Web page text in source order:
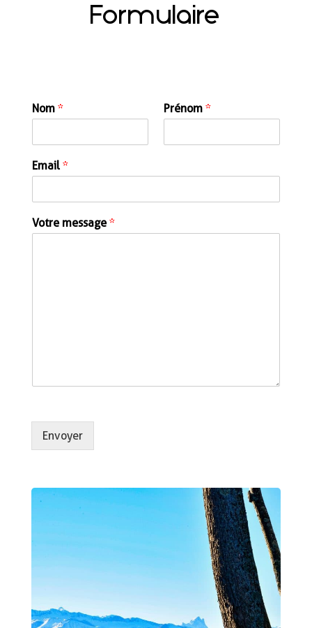
Formulaire
Nom * Prénom *
Email *
Votre message*
Envoyer